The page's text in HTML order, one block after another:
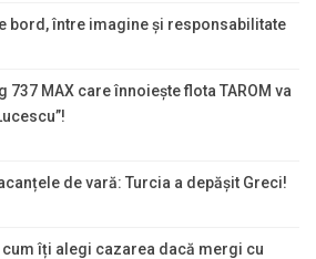
bord, între imagine și responsabilitate
MAX care înnoiește flota TAROM va
de vară: Turcia a depășit Greci!
îți alegi cazarea dacă mergi cu